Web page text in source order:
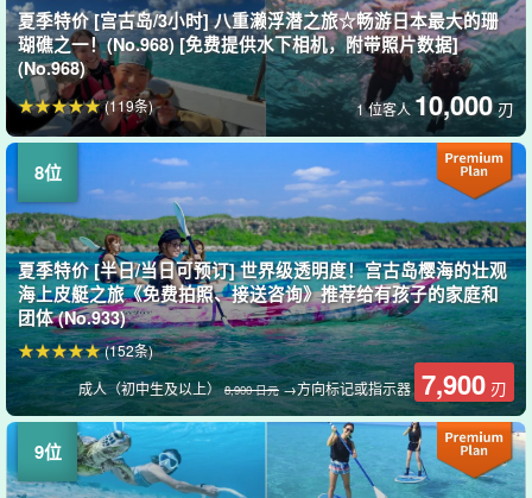
夏季特价 [宫古岛/3小时] 八重濑浮潜之旅☆畅游日本最大的珊
瑚礁之一！(No.968) [免费提供水下相机，附带照片数据]
(No.968)
1 位客人 10,000 刃
(119条)
夏季特价 [半日/当日可预订] 世界级透明度！宫古岛樱海的壮观
海上皮艇之旅《免费拍照、接送咨询》推荐给有孩子的家庭和
团体 (No.933)
成人（初中生及以上）8,900 日元→方向标记或指示器 7,900 刃
(152条)